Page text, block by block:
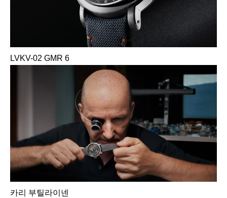
LVKV-02 GMR 6
카리 부틸라이넨